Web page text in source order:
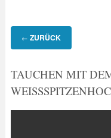
← ZURÜCK
TAUCHEN MIT